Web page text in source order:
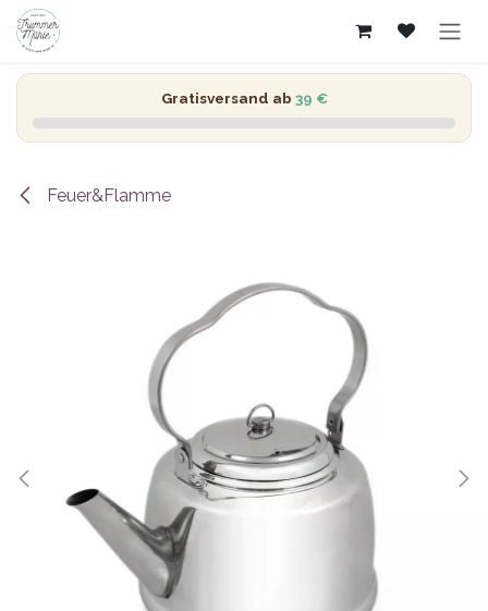
Zum Inhalt springen
Gratisversand ab 39 €
Feuer&Flamme